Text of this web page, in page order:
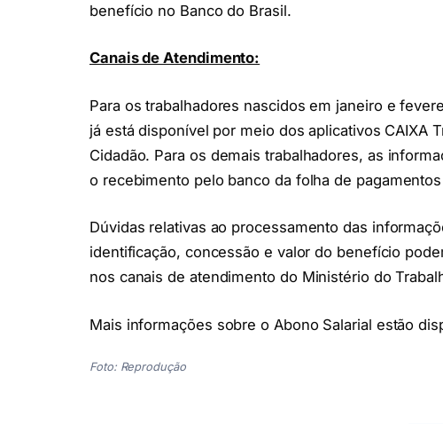
benefício no Banco do Brasil.
Canais de Atendimento:
Para os trabalhadores nascidos em janeiro e
já está disponível por meio dos aplicativos CAIXA
Cidadão. Para os demais trabalhadores, as
o recebimento pelo banco da folha de
Dúvidas relativas ao processamento das
identificação, concessão e valor do benefício
nos canais de atendimento do Ministério do
Mais informações sobre o Abono Salarial estão
Foto: Reprodução